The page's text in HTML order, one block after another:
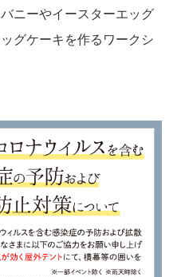
ニーやイースターエッグ
グケーキを作るワークシ